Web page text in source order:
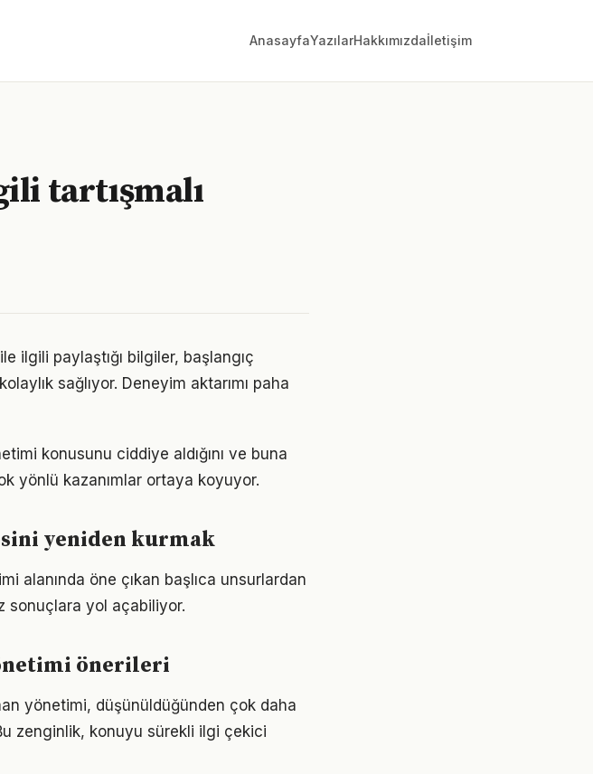
AnasayfaYazılarHakkımızdaİletişim
tartışmalı
ilgili paylaştığı bilgiler, başlangıç
sağlıyor. Deneyim aktarımı paha
konusunu ciddiye aldığını ve buna
yönlü kazanımlar ortaya koyuyor.
yeniden kurmak
alanında öne çıkan başlıca unsurlardan
sonuçlara yol açabiliyor.
önerileri
yönetimi, düşünüldüğünden çok daha
zenginlik, konuyu sürekli ilgi çekici